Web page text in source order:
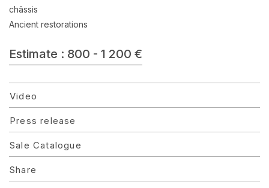
châssis
Ancient restorations
Estimate : 800 - 1 200 €
Video
Press release
Sale Catalogue
Share